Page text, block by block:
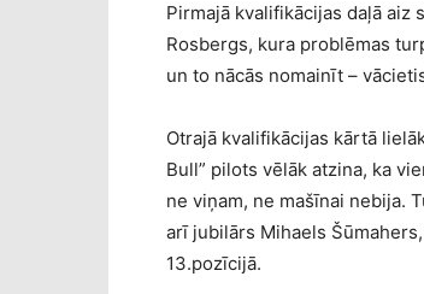
Pirmajā kvalifikācijas daļā
Rosbergs, kura problēmas
un to nācās nomainīt –
Otrajā kvalifikācijas kārtā
Bull” pilots vēlāk atzina, ka
ne viņam, ne mašīnai nebija.
arī jubilārs Mihaels
13.pozīcijā.